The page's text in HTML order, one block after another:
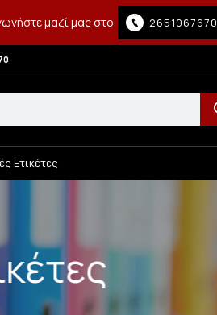
μαζί μας στο 2651067670
Ετικέτες